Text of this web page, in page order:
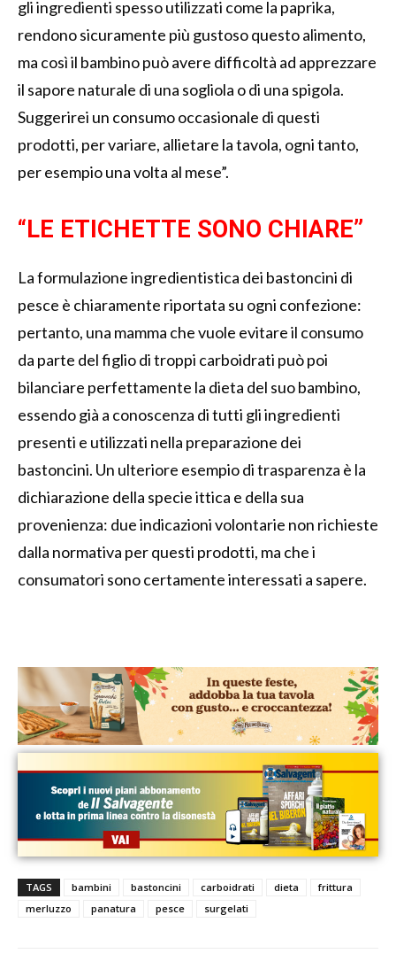
gli ingredienti spesso utilizzati come la paprika,
rendono sicuramente più gustoso questo alimento,
ma così il bambino può avere difficoltà ad apprezzare
il sapore naturale di una sogliola o di una spigola.
Suggerirei un consumo occasionale di questi
prodotti, per variare, allietare la tavola, ogni tanto,
per esempio una volta al mese”.
“LE ETICHETTE SONO CHIARE”
La formulazione ingredientistica dei bastoncini di
pesce è chiaramente riportata su ogni confezione:
pertanto, una mamma che vuole evitare il consumo
da parte del figlio di troppi carboidrati può poi
bilanciare perfettamente la dieta del suo bambino,
essendo già a conoscenza di tutti gli ingredienti
presenti e utilizzati nella preparazione dei
bastoncini. Un ulteriore esempio di trasparenza è la
dichiarazione della specie ittica e della sua
provenienza: due indicazioni volontarie non richieste
dalla normativa per questi prodotti, ma che i
consumatori sono certamente interessati a sapere.
TAGS bambini bastoncini carboidrati dieta
frittura
merluzzo
panatura pesce surgelati